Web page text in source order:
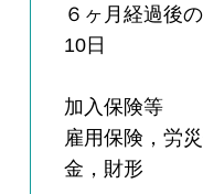
６ヶ月経過後
10日
加入保険等
雇用保険，労
金，財形